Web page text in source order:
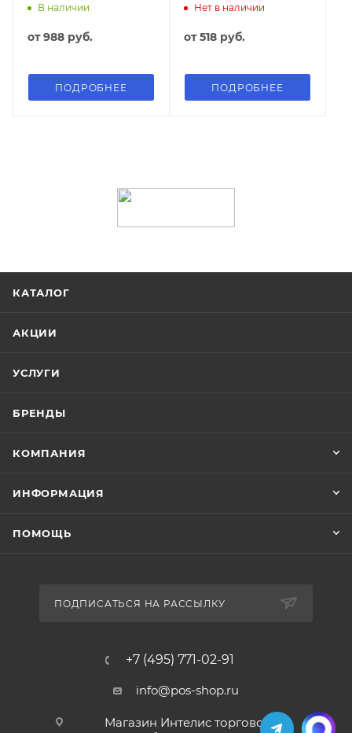
В наличии
от988 руб.
ПОДРОБНЕЕ
Нет в наличии
от518 руб.
ПОДРОБНЕЕ
КАТАЛОГ
АКЦИИ
УСЛУГИ
БРЕНДЫ
КОМПАНИЯ
ИНФОРМАЦИЯ
ПОМОЩЬ
ПОДПИСАТЬСЯ НА РАССЫЛКУ
+7 (495) 771-02-91
info@pos-shop.ru
Магазин Интелис торговое